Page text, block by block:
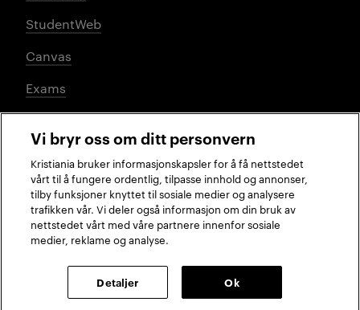
StudentWeb
Canvas
Exams
Social media
FacebookInstagramLinkedInTikTok
2026 © Kristiania University of Applied Sciences
Vi bryr oss om ditt personvern
Kristiania bruker informasjonskapsler for å få nettstedet
vårt til å fungere ordentlig, tilpasse innhold og annonser,
tilby funksjoner knyttet til sosiale medier og analysere
trafikken vår. Vi deler også informasjon om din bruk av
nettstedet vårt med våre partnere innenfor sosiale
medier, reklame og analyse.
Detaljer Ok